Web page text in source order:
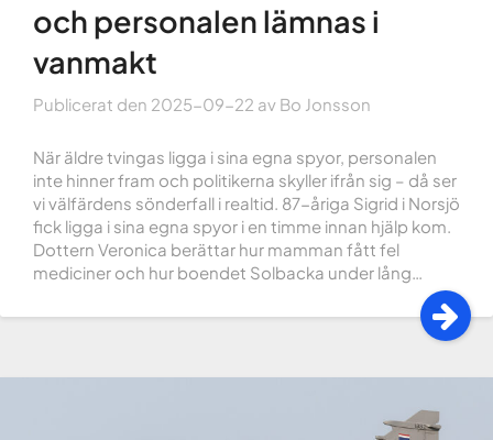
och personalen lämnas i
vanmakt
Publicerat den 2025-09-22 av Bo Jonsson
När äldre tvingas ligga i sina egna spyor, personalen
inte hinner fram och politikerna skyller ifrån sig – då ser
vi välfärdens sönderfall i realtid. 87-åriga Sigrid i Norsjö
fick ligga i sina egna spyor i en timme innan hjälp kom.
Dottern Veronica berättar hur mamman fått fel
mediciner och hur boendet Solbacka under lång…